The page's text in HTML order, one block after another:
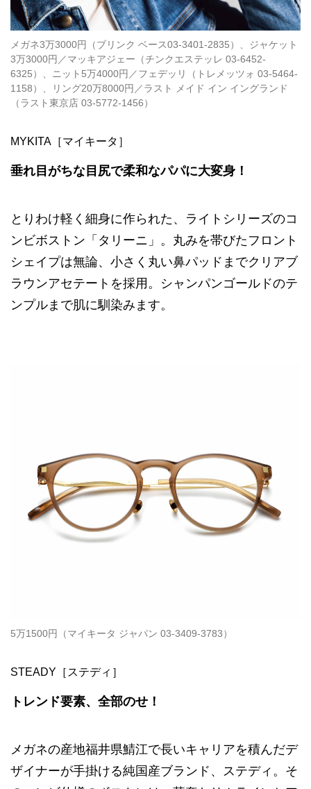
メガネ3万3000円（ブリンク ベース03-3401-2835）、ジャケット
3万3000円／マッキアジェー（チンクエステッレ 03-6452-
6325）、ニット5万4000円／フェデッリ（トレメッツォ 03-5464-
1158）、リング20万8000円／ラスト メイド イン イングランド
（ラスト東京店 03-5772-1456）
MYKITA［マイキータ］
垂れ目がちな目尻で柔和なパパに大変身！
とりわけ軽く細身に作られた、ライトシリーズのコ
ンビボストン「タリーニ」。丸みを帯びたフロント
シェイプは無論、小さく丸い鼻パッドまでクリアブ
ラウンアセテートを採用。シャンパンゴールドのテ
ンプルまで肌に馴染みます。
5万1500円（マイキータ ジャパン 03-3409-3783）
STEADY［ステディ］
トレンド要素、全部のせ！
メガネの産地福井県鯖江で長いキャリアを積んだデ
ザイナーが手掛ける純国産ブランド、ステディ。そ